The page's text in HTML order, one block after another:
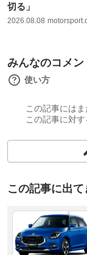
切る」
2026.08.08
みんなのコメン
使い方
この記事にはま
この記事に対
この記事に出